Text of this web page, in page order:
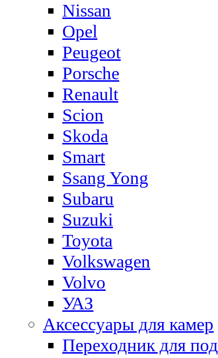
Nissan
Opel
Peugeot
Porsche
Renault
Scion
Skoda
Smart
Ssang Yong
Subaru
Suzuki
Toyota
Volkswagen
Volvo
УАЗ
Аксессуары для камер
Переходник для